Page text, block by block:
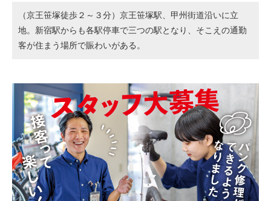
（京王笹塚徒歩２～３分）京王笹塚駅、甲州街道沿いに立
地。新宿駅からも各駅停車で三つの駅となり、そこえの通勤
客が住まう場所で賑わいがある。